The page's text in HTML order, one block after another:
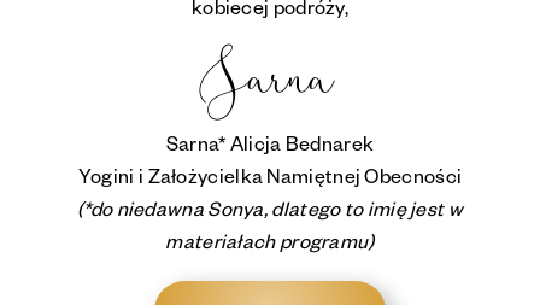
kobiecej podróży,
Sarna
Sarna* Alicja Bednarek
Yogini i Założycielka Namiętnej Obecności
(*do niedawna Sonya, dlatego to imię jest w
materiałach programu)